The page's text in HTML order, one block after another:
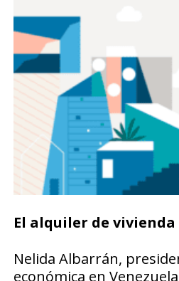
El alquiler de
Nelida Albarrán,
económica en